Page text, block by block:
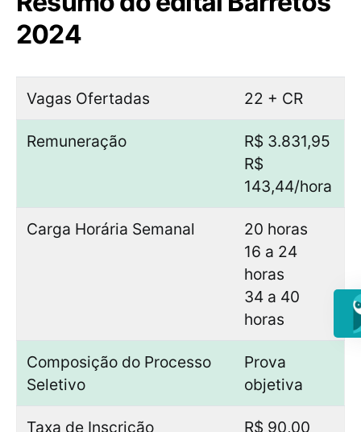
2024
Vagas Ofertadas 22 + CR
Remuneração
R$ 3.831,95
R$
143,44/hora
Carga Horária Semanal
20 horas
16 a 24
horas
34 a 40
horas
Composição do Processo
Seletivo
Prova
objetiva
Taxa de Inscrição R$ 90,00